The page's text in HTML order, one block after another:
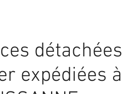
détachées
expédiées à